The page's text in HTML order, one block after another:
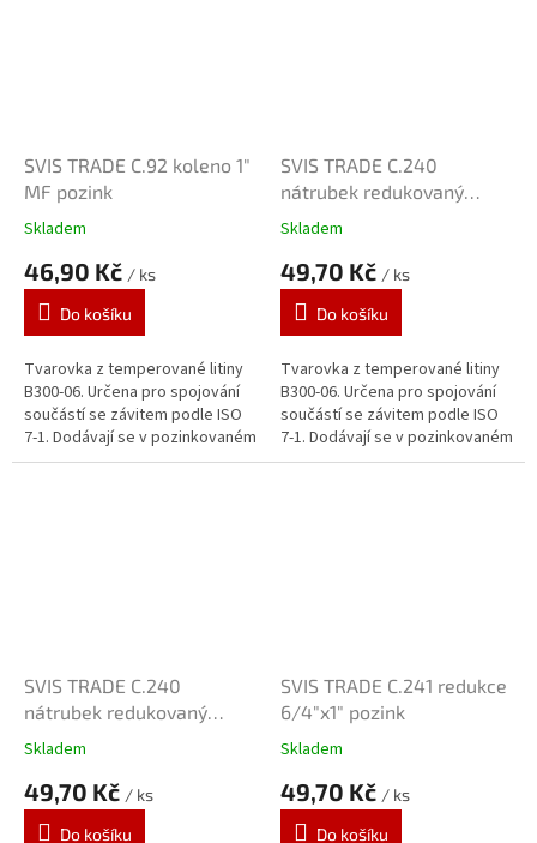
SVIS TRADE C.92 koleno 1"
MF pozink
Skladem
46,90 Kč / ks
Do košíku
Tvarovka z temperované litiny
B300-06. Určena pro spojování
součástí se závitem podle ISO
7-1. Dodávají se v pozinkovaném
provedení. Zinkový povlak o
SVIS TRADE C.240
nátrubek redukovaný
5/4"x1" pozink
Skladem
49,70 Kč / ks
Do košíku
Tvarovka z temperované litiny
B300-06. Určena pro spojování
součástí se závitem podle ISO
7-1. Dodávají se v pozinkovaném
provedení. Zinkový povlak o
SVIS TRADE C.240
nátrubek redukovaný
5/4"x3/4" pozink
Skladem
49,70 Kč / ks
Do košíku
SVIS TRADE C.241 redukce
6/4"x1" pozink
Skladem
49,70 Kč / ks
Do košíku